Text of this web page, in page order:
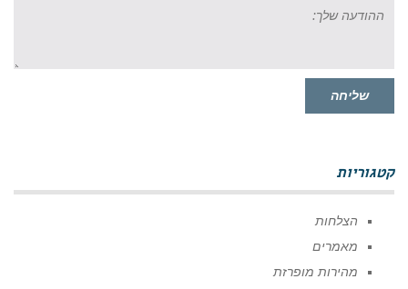
שלך:
שליחה
קטגוריות
הצלחות
מאמרים
מהירות מופרזת